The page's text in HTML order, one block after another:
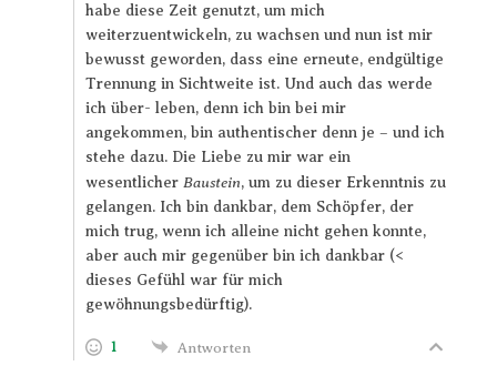
habe diese Zeit genutzt, um mich
weiterzuentwickeln, zu wachsen und nun ist mir
bewusst geworden, dass eine erneute, endgültige
Trennung in Sichtweite ist. Und auch das werde
ich über- leben, denn ich bin bei mir
angekommen, bin authentischer denn je – und ich
stehe dazu. Die Liebe zu mir war ein
wesentlicher Baustein, um zu dieser Erkenntnis zu
gelangen. Ich bin dankbar, dem Schöpfer, der
mich trug, wenn ich alleine nicht gehen konnte,
aber auch mir gegenüber bin ich dankbar (<
dieses Gefühl war für mich
gewöhnungsbedürftig).
1 Antworten